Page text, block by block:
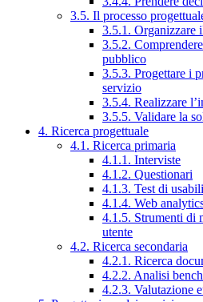
3.5. Il processo
3.5.1. Organizzare
3.5.2.
pubblico
3.5.3. Progettare i
servizio
3.5.4. Realizzare
3.5.5. Validare la
4. Ricerca progettuale
4.1. Ricerca primaria
4.1.1. Interviste
4.1.2. Questionari
4.1.3. Test di
4.1.4. Web
4.1.5. Strumenti di
utente
4.2. Ricerca secondaria
4.2.1. Ricerca
4.2.2. Analisi
4.2.3. Valutazione